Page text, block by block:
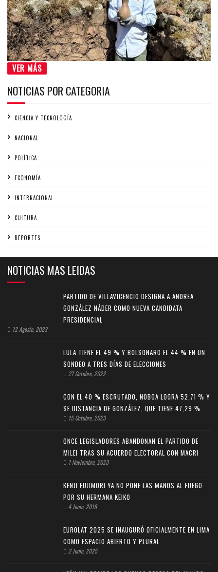
VER MÁS
NOTICIAS POR CATEGORIA
CIENCIA Y TECNOLOGÍA
NACIONAL
POLÍTICA
ECONOMÍA
INTERNACIONAL
CULTURA
DEPORTES
NOTICIAS MAS LEIDAS
PARTIDO DE VILLAVICENCIO DESIGNA A ANDREA
GONZÁLEZ NÁDER COMO NUEVA CANDIDATA
PRESIDENCIAL
12 Agosto, 2023
LULA TIENE EL 49 % Y BOLSONARO EL 44 % EN UN
SONDEO A TRES DÍAS DE ELECCIONES
27 Octubre, 2022
CON EL 40 % ESCRUTADO, NOBOA LOGRA 52,71 % Y
SE DISTANCIA DE GONZÁLEZ, QUE TIENE 47,29 %
15 Octubre, 2023
ONCE LEGISLADORES ABANDONAN EL PARTIDO DE
MILEI TRAS SU ACUERDO ELECTORAL CON MACRI
1 Noviembre, 2023
KENJI FUJIMORI YA NO PONE LAS MANOS AL FUEGO
POR SU HERMANA KEIKO
4 Junio, 2018
EUROLAT 2025 SE INAUGURÓ OFICIALMENTE EN LIMA
COMO ESPACIO ABIERTO Y PLURAL
2 Junio, 2025